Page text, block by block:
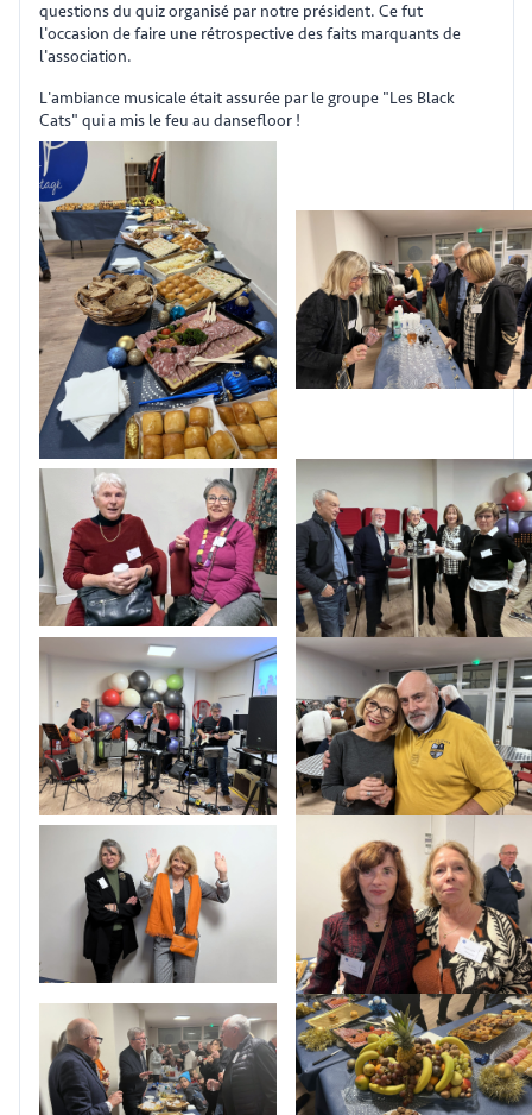
questions du quiz organisé par notre président. Ce fut
l'occasion de faire une rétrospective des faits marquants de
l'association.
L'ambiance musicale était assurée par le groupe "Les Black
Cats" qui a mis le feu au dansefloor !